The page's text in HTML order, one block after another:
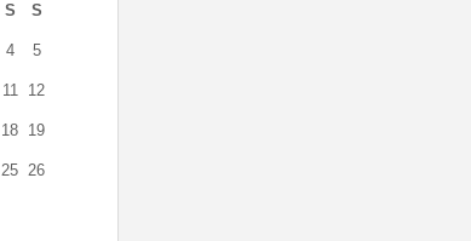
S S
4 5
11 12
18 19
25 26